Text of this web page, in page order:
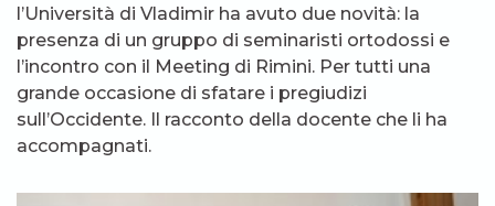
l’Università di Vladimir ha avuto due novità: la
presenza di un gruppo di seminaristi ortodossi e
l’incontro con il Meeting di Rimini. Per tutti una
grande occasione di sfatare i pregiudizi
sull’Occidente. Il racconto della docente che li ha
accompagnati.